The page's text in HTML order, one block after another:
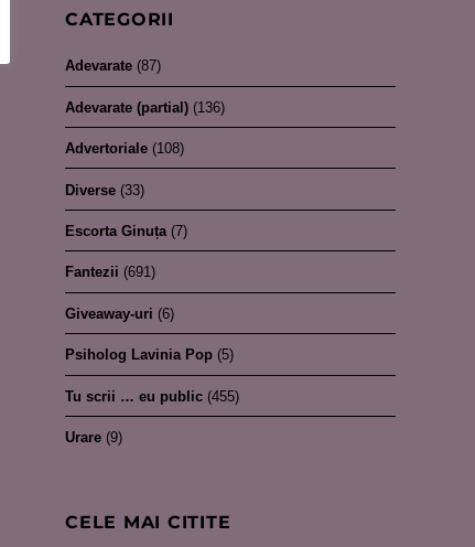
CATEGORII
Adevarate (87)
Adevarate (partial) (136)
Advertoriale (108)
Diverse (33)
Escorta Ginuța (7)
Fantezii (691)
Giveaway-uri (6)
Psiholog Lavinia Pop (5)
Tu scrii … eu public (455)
Urare (9)
CELE MAI CITITE